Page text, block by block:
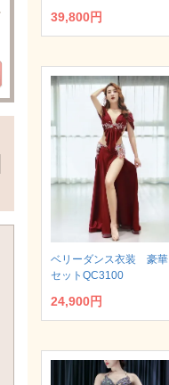
39,800円
ベリーダンス衣装 豪華
セットQC3100
24,900円